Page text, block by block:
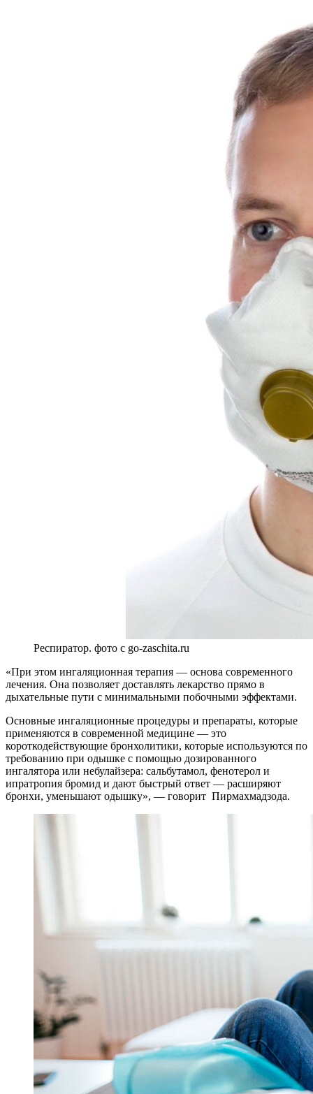
Респиратор. фото с go-zaschita.ru
«При этом ингаляционная терапия — основа современного
лечения. Она позволяет доставлять лекарство прямо в
дыхательные пути с минимальными побочными эффектами.
Основные ингаляционные процедуры и препараты, которые
применяются в современной медицине — это
короткодействующие бронхолитики, которые используются по
требованию при одышке с помощью дозированного
ингалятора или небулайзера: сальбутамол, фенотерол и
ипратропия бромид и дают быстрый ответ — расширяют
бронхи, уменьшают одышку», — говорит Пирмахмадзода.